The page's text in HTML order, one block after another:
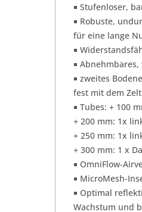
￭ Stufenloser,
￭ Robuste,
für eine lange
￭
￭
￭ zweites
fest mit dem
￭ Tubes: + 100
+ 200 mm: 1x
+ 250 mm: 1x
+ 300 mm: 1 x
￭ OmniFlow-
￭ MicroMesh-
￭ Optimal
Wachstum und